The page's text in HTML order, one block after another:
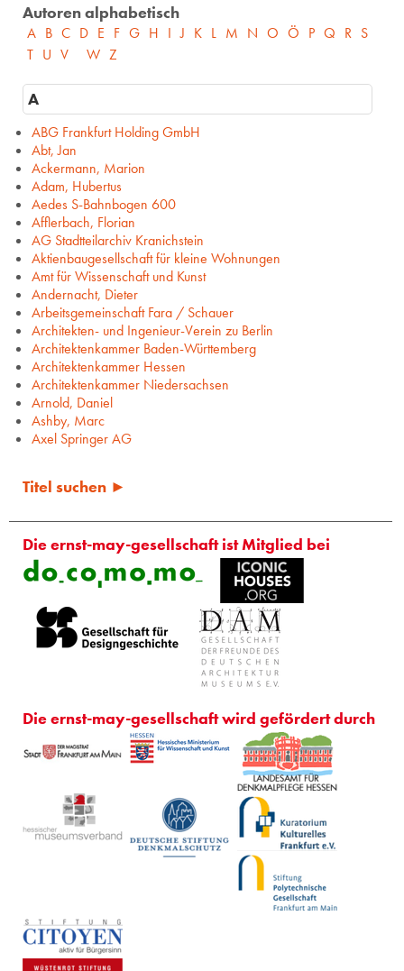
Autoren alphabetisch
A B C D E F G H I J K L M N O Ö P Q R S
T U V W Z
A
ABG Frankfurt Holding GmbH
Abt, Jan
Ackermann, Marion
Adam, Hubertus
Aedes S-Bahnbogen 600
Afflerbach, Florian
AG Stadtteilarchiv Kranichstein
Aktienbaugesellschaft für kleine Wohnungen
Amt für Wissenschaft und Kunst
Andernacht, Dieter
Arbeitsgemeinschaft Fara / Schauer
Architekten- und Ingenieur-Verein zu Berlin
Architektenkammer Baden-Württemberg
Architektenkammer Hessen
Architektenkammer Niedersachsen
Arnold, Daniel
Ashby, Marc
Axel Springer AG
Titel suchen ►
Die ernst-may-gesellschaft ist Mitglied bei
Die ernst-may-gesellschaft wird gefördert durch